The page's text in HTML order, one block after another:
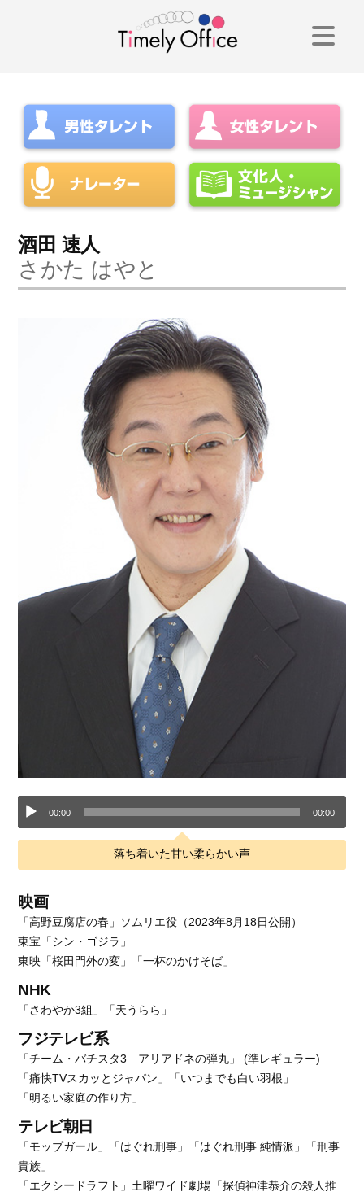
酒田 速人
さかた はやと
音
声
プ
ヤ
00:00 00:00
落ち着いた甘い柔らかい声
映画
「高野豆腐店の春」ソムリエ役（2023年8月18日公開）
東宝「シン・ゴジラ」
東映「桜田門外の変」「一杯のかけそば」
NHK
「さわやか3組」「天うらら」
フジテレビ系
「チーム・バチスタ3 アリアドネの弾丸」 (準レギュラー)
「痛快TVスカッとジャパン」「いつまでも白い羽根」
「明るい家庭の作り方」
テレビ朝日
「モップガール」「はぐれ刑事」「はぐれ刑事 純情派」「刑事
貴族」
「エクシードラフト」土曜ワイド劇場「探偵神津恭介の殺人推